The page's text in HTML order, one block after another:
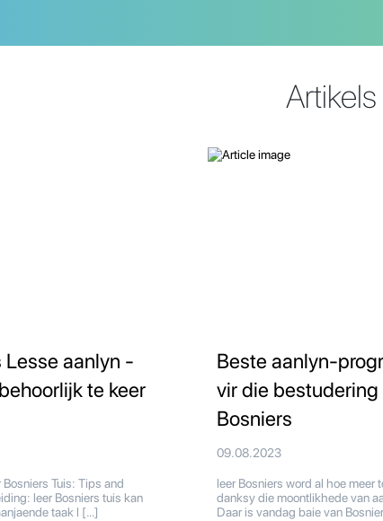
Artikels
Lesse aanlyn -
te keer
Bosniers Tuis: Tips and
leer Bosniers tuis kan
taak l […]
Beste aanlyn-
vir die bestudering
Bosniers
09.08.2023
leer Bosniers word al hoe meer
danksy die moontlikhede van
Daar is vandag baie van